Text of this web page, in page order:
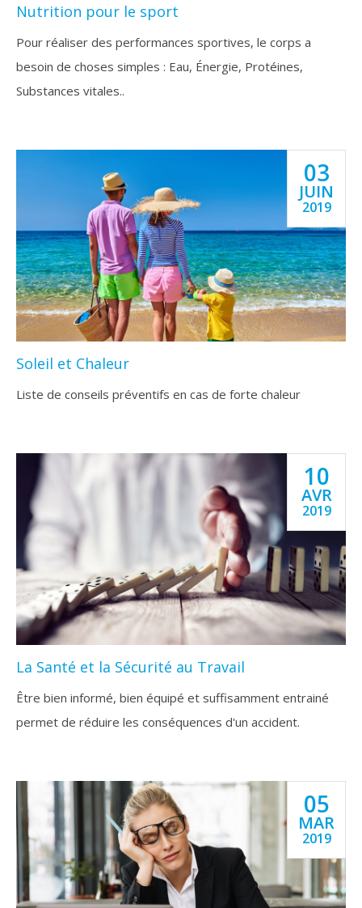
Nutrition pour le sport
Pour réaliser des performances sportives, le corps a
besoin de choses simples : Eau, Énergie, Protéines,
Substances vitales..
03
JUIN
2019
Soleil et Chaleur
Liste de conseils préventifs en cas de forte chaleur
10
AVR
2019
La Santé et la Sécurité au Travail
Être bien informé, bien équipé et suffisamment entrainé
permet de réduire les conséquences d'un accident.
05
MAR
2019